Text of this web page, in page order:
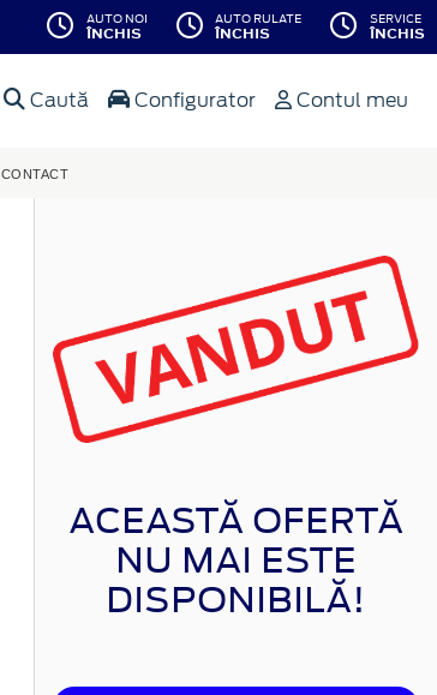
AUTO NOI
ÎNCHIS
AUTO RULATE
ÎNCHIS
SERVICE
ÎNCHIS
Caută Configurator Contul meu
CONTACT
ACEASTĂ OFERTĂ
NU MAI ESTE
DISPONIBILĂ!